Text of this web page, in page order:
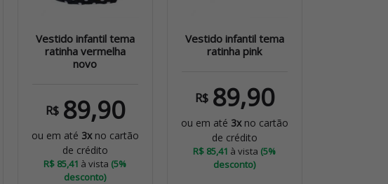
Vestido infantil tema
ratinha vermelha
novo
R$ 89,90
ou em até 3xno cartão
de crédito
R$ 85,41 à vista (5%
desconto)
Vestido infantil tema
ratinha pink
R$ 89,90
ou em até 3xno cartão
de crédito
R$ 85,41 à vista (5%
desconto)